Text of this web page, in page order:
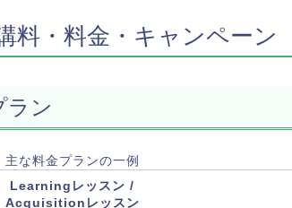
料・料金・キャンペーン
ラン
主な料金プランの一例
Learningレッスン /
Acquisitionレッスン